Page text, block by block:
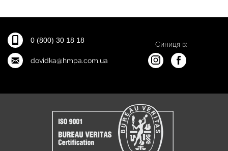
0 (800) 30 18 18
dovidka@hmpa.com.ua
Синиця в: